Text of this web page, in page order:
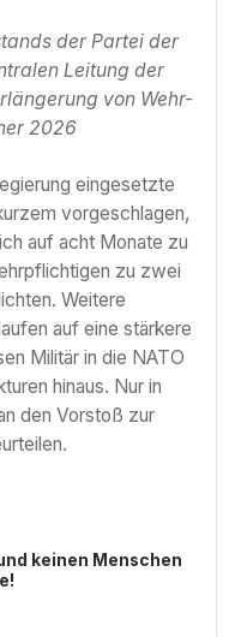
der Partei der
Leitung der
von Wehr-
2026
eingesetzte
vorgeschlagen,
auf acht Monate zu
zu zwei
Weitere
auf eine stärkere
Militär in die NATO
hinaus. Nur in
den Vorstoß zur
keinen Menschen